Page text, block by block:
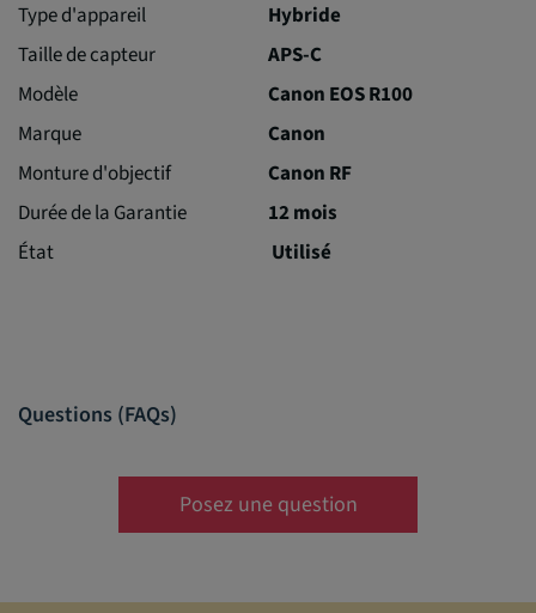
Type d'appareil
Hybride
Taille de capteur
APS-C
Modèle
Canon EOS R100
Marque
Canon
Monture d'objectif
Canon RF
Durée de la Garantie
12 mois
État
Utilisé
Questions (FAQs)
Posez une question